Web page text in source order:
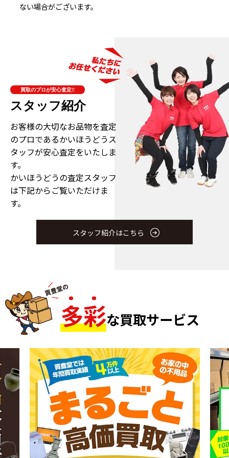
ない場合がございます。
買取のプロが安心査定!!
スタッフ紹介
お客様の大切なお品物を査定
のプロであるかいほうどうス
タッフが安心査定をいたしま
す。
かいほうどうの査定スタッフ
は下記からご覧いただけま
す。
スタッフ紹介はこちら
多彩な買取サービス